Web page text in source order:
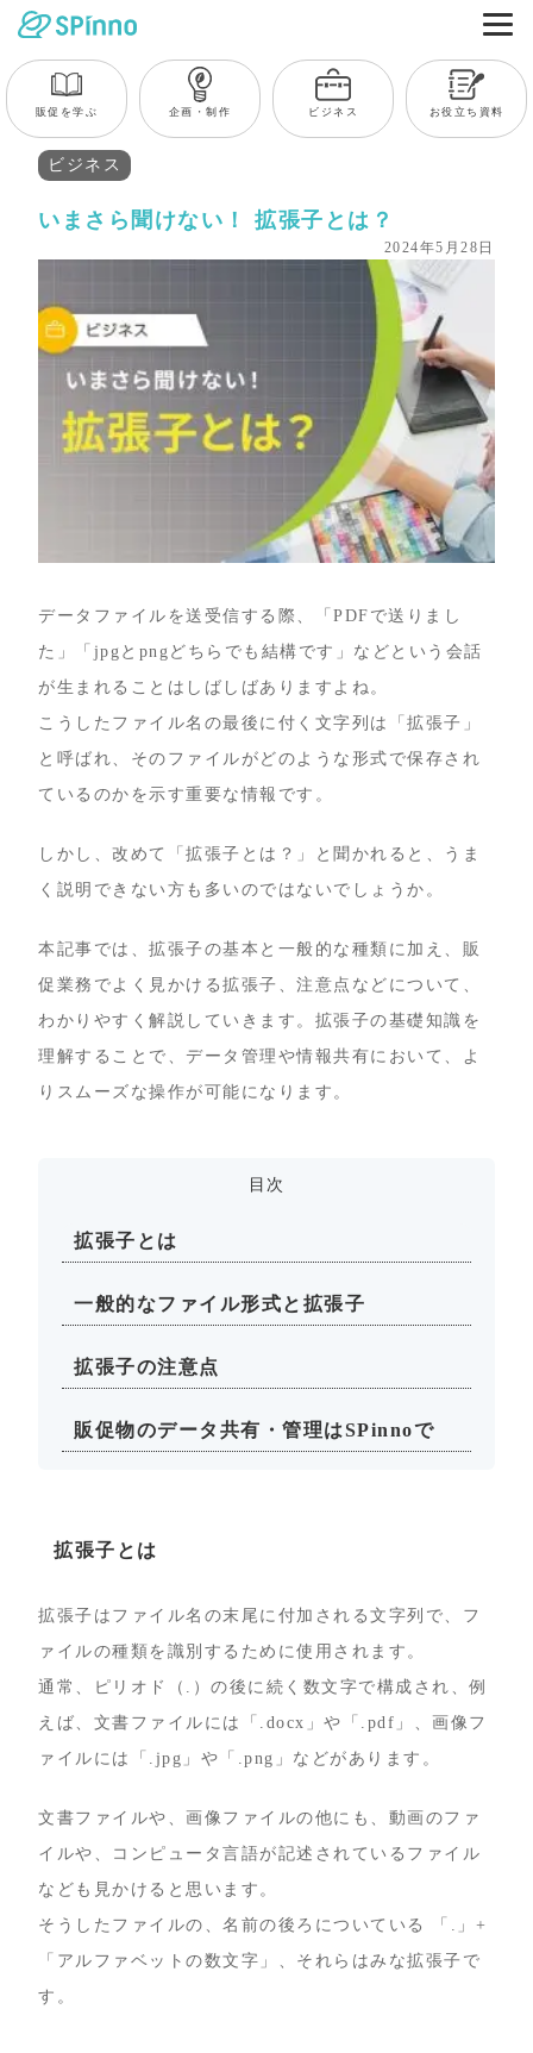
販促を学ぶ 企画・制作 ビジネス お役立ち資料
ビジネス
いまさら聞けない！ 拡張子とは？
2024年5月28日
データファイルを送受信する際、「PDFで送りまし
た」「jpgとpngどちらでも結構です」などという会話
が生まれることはしばしばありますよね。
こうしたファイル名の最後に付く文字列は「拡張子」
と呼ばれ、そのファイルがどのような形式で保存され
ているのかを示す重要な情報です。
しかし、改めて「拡張子とは？」と聞かれると、うま
く説明できない方も多いのではないでしょうか。
本記事では、拡張子の基本と一般的な種類に加え、販
促業務でよく見かける拡張子、注意点などについて、
わかりやすく解説していきます。拡張子の基礎知識を
理解することで、データ管理や情報共有において、よ
りスムーズな操作が可能になります。
目次
拡張子とは
一般的なファイル形式と拡張子
拡張子の注意点
販促物のデータ共有・管理はSPinnoで
拡張子とは
拡張子はファイル名の末尾に付加される文字列で、フ
ァイルの種類を識別するために使用されます。
通常、ピリオド（.）の後に続く数文字で構成され、例
えば、文書ファイルには「.docx」や「.pdf」、画像フ
ァイルには「.jpg」や「.png」などがあります。
文書ファイルや、画像ファイルの他にも、動画のファ
イルや、コンピュータ言語が記述されているファイル
なども見かけると思います。
そうしたファイルの、名前の後ろについている 「.」+
「アルファベットの数文字」、それらはみな拡張子で
す。